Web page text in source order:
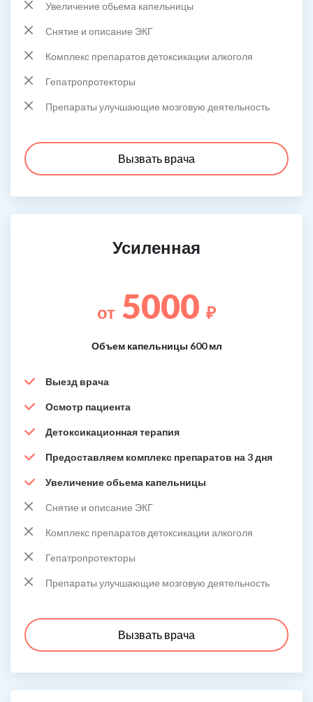
Увеличение обьема капельницы
Снятие и описание ЭКГ
Комплекс препаратов детоксикации алкоголя
Гепатропротекторы
Препараты улучшающие мозговую деятельность
Вызвать врача
Усиленная
от 5000 ₽
Объем капельницы 600 мл
Выезд врача
Осмотр пациента
Детоксикационная терапия
Предоставляем комплекс препаратов на 3 дня
Увеличение обьема капельницы
Снятие и описание ЭКГ
Комплекс препаратов детоксикации алкоголя
Гепатропротекторы
Препараты улучшающие мозговую деятельность
Вызвать врача